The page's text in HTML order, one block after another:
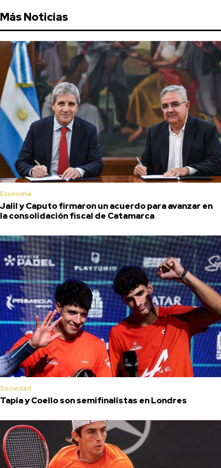
Más Noticias
Economía
Jalil y Caputo firmaron un acuerdo para avanzar en
la consolidación fiscal de Catamarca
Sociedad
Tapia y Coello son semifinalistas en Londres